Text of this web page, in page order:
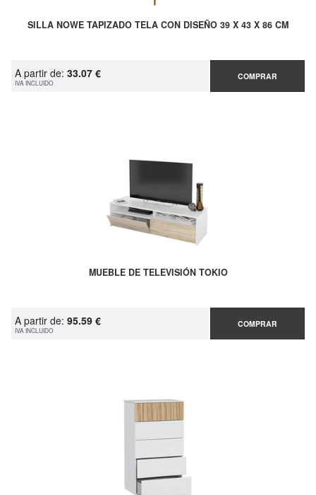
SILLA NOWE TAPIZADO TELA CON DISEÑO 39 X 43 X 86 CM
A partir de: 33.07 €
IVA INCLUIDO
COMPRAR
MUEBLE DE TELEVISIÓN TOKIO
A partir de: 95.59 €
IVA INCLUIDO
COMPRAR